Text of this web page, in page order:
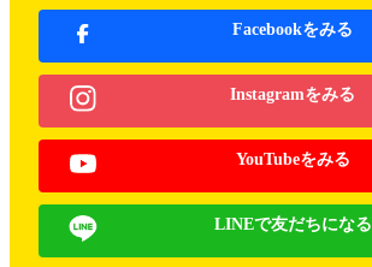
Facebookをみる
Instagramをみる
YouTubeをみる
LINEで友だちになる